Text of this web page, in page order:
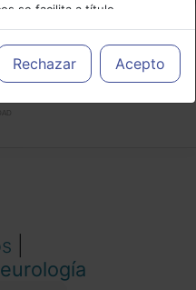
se facilita a título
de los
medicamentos y decidir, en
más adecuado a las
Rechazar Acepto